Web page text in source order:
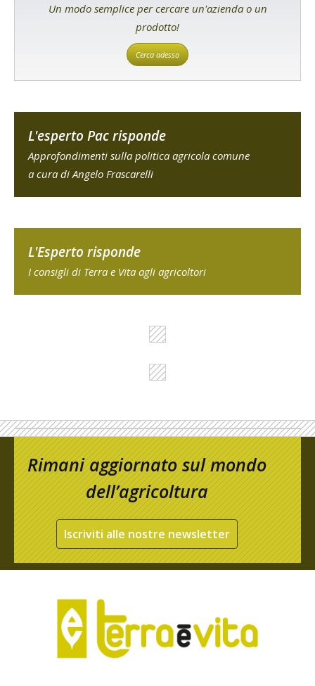
Un modo semplice per cercare un'azienda o un
prodotto!
Cerca adesso
L'esperto Pac risponde
Approfondimenti sulla politica agricola comune
a cura di Angelo Frascarelli
L'Esperto risponde
I consigli di Terra e Vita agli agricoltori
Rimani aggiornato sul mondo
dell’agricoltura
Iscriviti alle nostre newsletter